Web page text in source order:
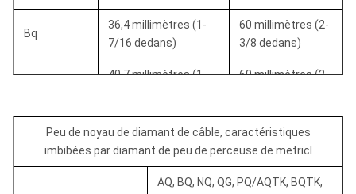
Bq
36,4 millimètres (1-
7/16 dedans)
60 millimètres (2-
3/8 dedans)
40,7 millimètres (1-
60 millimètres (2-
(3 dedans)
Peu de noyau de diamant de câble, caractéristiques
imbibées par diamant de peu de perceuse de metricl
AQ, BQ, NQ, QG, PQ/AQTK, BQTK,